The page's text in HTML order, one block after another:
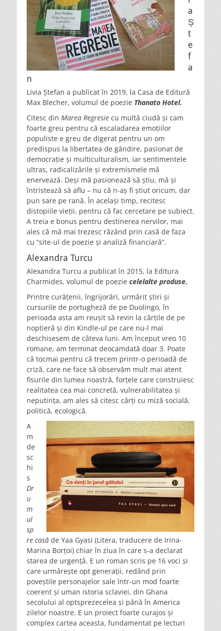
a
Ș
t
e
f
a
n
Livia Ștefan a publicat în 2019, la Casa de Editură
Max Blecher, volumul de poezie Thanato Hotel.
Citesc din Marea Regresie cu multă ciudă și cam
foarte greu pentru că escaladarea emoțiilor
populiste e greu de digerat pentru un om
predispus la libertatea de gândire, pasionat de
democrație și multiculturalism, iar sentimentele
ultras, radicalizările și extremismele mă
enervează. Deși mă pasionează să știu, mă și
întristează să aflu – nu că n-aș fi știut oricum, dar
pun sare pe rană. În același timp, recitesc
distopiile vieții, pentru că fac cercetare pe subiect.
A treia e bonus pentru destinerea nervilor, mai
ales că mă mai trezesc râzând prin casă de faza
cu “site-ul de poezie și analiză financiară”.
Alexandra Turcu
Alexandra Turcu a publicat în 2015, la Editura
Charmides, volumul de poezie celelalte produse.
Printre curățenii, îngrijorări, urmărit știri și
cursurile de portugheză de pe Duolingo, în
perioada asta am reușit să revin la cărțile de pe
noptieră și din Kindle-ul pe care nu-l mai
deschisesem de câteva luni. Am început vreo 10
romane, am terminat deocamdată doar 3. Poate
că tocmai pentru că trecem printr-o perioadă de
criză, care ne face să observăm mult mai atent
fisurile din lumea noastră, forțele care construiesc
realitatea cea mai concretă, vulnerabilitatea și
neputința, am ales să citesc cărți cu miză socială,
politică, ecologică.
A
m
de
sc
hi
s
Dr
u
m
ul
sp
re casă de Yaa Gyasi (Litera, traducere de Irina-
Marina Borțoi) chiar în ziua în care s-a declarat
starea de urgență. E un roman scris pe 16 voci și
care urmărește opt generații, redând prin
poveștile personajelor sale într-un mod foarte
coerent și uman istoria sclaviei, din Ghana
secolului al optsprezecelea și până în America
zilelor noastre. E un proiect foarte curajos și
complex cartea aceasta, fundamentat pe lecturi